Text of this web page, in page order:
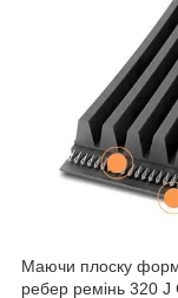
Маючи плоску
ребер ремінь 320 J